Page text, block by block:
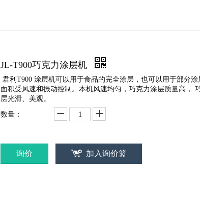
JL-T900巧克力涂层机
君利T900 涂层机可以用于食品的完全涂层，也可以用于部分涂
面积受风速和振动控制。本机风速均匀，巧克力涂层质量高，
层光滑、美观。
数量：
询价 加入询价篮